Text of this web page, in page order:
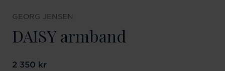
GEORG JENSEN
DAISY armband
Pris:2 350 kr
2 350 kr